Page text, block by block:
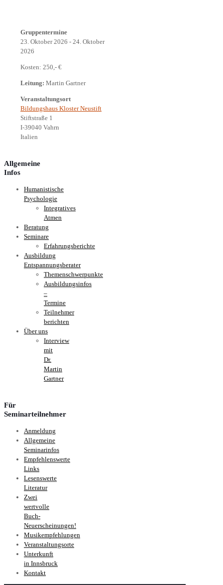
Gruppentermine
23. Oktober 2026 - 24. Oktober
2026
Kosten: 250,- €
Leitung: Martin Gartner
Veranstaltungsort
Bildungshaus Kloster Neustift
Stiftstraße 1
I-39040 Vahrn
Italien
Allgemeine
Infos
Humanistische
Psychologie
Integratives
Atmen
Beratung
Seminare
Erfahrungsberichte
Ausbildung
Entspannungsberater
Themenschwerpunkte
Ausbildungsinfos
–
Termine
Teilnehmer
berichten
Über uns
Interview
mit
Dr.
Martin
Gartner
Für
Seminarteilnehmer
Anmeldung
Allgemeine
Seminarinfos
Empfehlenswerte
Links
Lesenswerte
Literatur
Zwei
wertvolle
Buch-
Neuerscheinungen!
Musikempfehlungen
Veranstaltungsorte
Unterkunft
in Innsbruck
Kontakt